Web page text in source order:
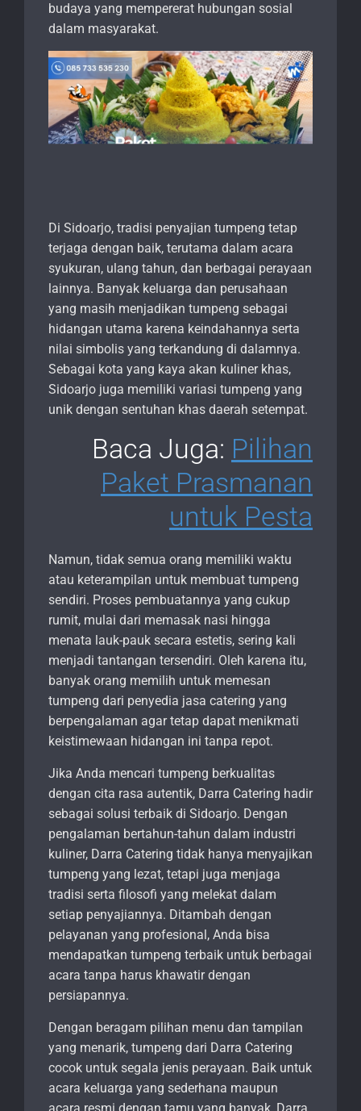
budaya yang mempererat hubungan sosial
dalam masyarakat.
Di Sidoarjo, tradisi penyajian tumpeng tetap
terjaga dengan baik, terutama dalam acara
syukuran, ulang tahun, dan berbagai perayaan
lainnya. Banyak keluarga dan perusahaan
yang masih menjadikan tumpeng sebagai
hidangan utama karena keindahannya serta
nilai simbolis yang terkandung di dalamnya.
Sebagai kota yang kaya akan kuliner khas,
Sidoarjo juga memiliki variasi tumpeng yang
unik dengan sentuhan khas daerah setempat.
Baca Juga: Pilihan
Paket Prasmanan
untuk Pesta
Namun, tidak semua orang memiliki waktu
atau keterampilan untuk membuat tumpeng
sendiri. Proses pembuatannya yang cukup
rumit, mulai dari memasak nasi hingga
menata lauk-pauk secara estetis, sering kali
menjadi tantangan tersendiri. Oleh karena itu,
banyak orang memilih untuk memesan
tumpeng dari penyedia jasa catering yang
berpengalaman agar tetap dapat menikmati
keistimewaan hidangan ini tanpa repot.
Jika Anda mencari tumpeng berkualitas
dengan cita rasa autentik, Darra Catering hadir
sebagai solusi terbaik di Sidoarjo. Dengan
pengalaman bertahun-tahun dalam industri
kuliner, Darra Catering tidak hanya menyajikan
tumpeng yang lezat, tetapi juga menjaga
tradisi serta filosofi yang melekat dalam
setiap penyajiannya. Ditambah dengan
pelayanan yang profesional, Anda bisa
mendapatkan tumpeng terbaik untuk berbagai
acara tanpa harus khawatir dengan
persiapannya.
Dengan beragam pilihan menu dan tampilan
yang menarik, tumpeng dari Darra Catering
cocok untuk segala jenis perayaan. Baik untuk
acara keluarga yang sederhana maupun